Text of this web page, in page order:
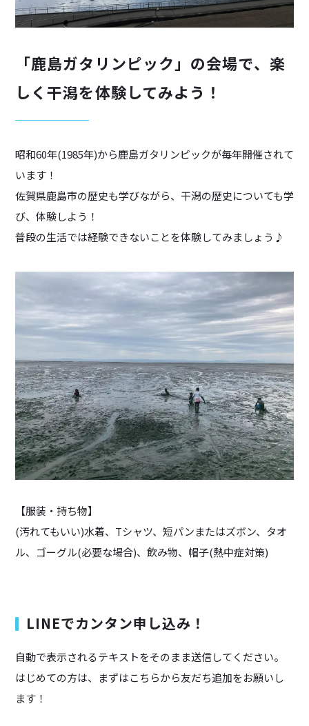
「鹿島ガタリンピック」の会場で、楽
しく干潟を体験してみよう！
昭和60年(1985年)から鹿島ガタリンピックが毎年開催されて
います！
佐賀県鹿島市の歴史も学びながら、干潟の歴史についても学
び、体験しよう！
普段の生活では経験できないことを体験してみましょう♪
【服装・持ち物】
(汚れてもいい)水着、Tシャツ、短パンまたはズボン、タオ
ル、ゴーグル(必要な場合)、飲み物、帽子(熱中症対策)
LINEでカンタン申し込み！
自動で表示されるテキストをそのまま送信してください。
はじめての方は、まずはこちらから友だち追加をお願いし
ます！